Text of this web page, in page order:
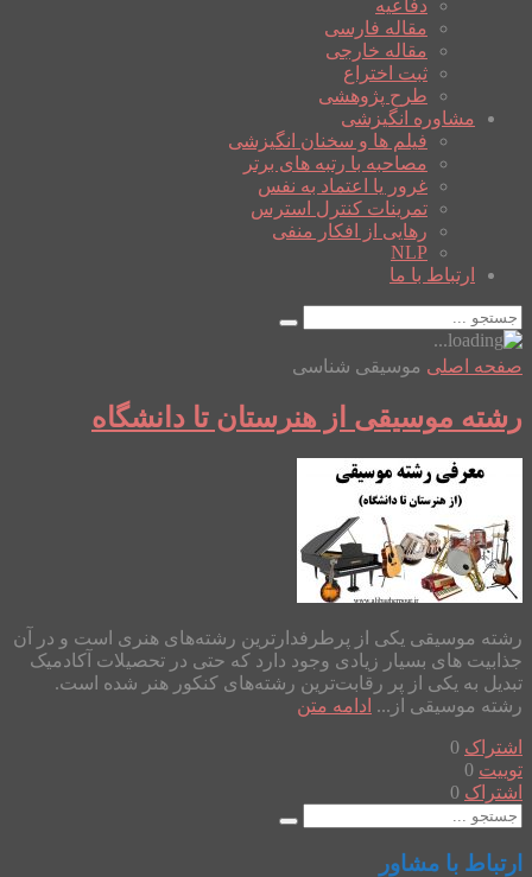
دفاعیه
مقاله فارسی
مقاله خارجی
ثبت اختراع
طرح پژوهشی
مشاوره انگیزشی
فیلم ها و سخنان انگیزشی
مصاحبه با رتبه های برتر
غرور یا اعتماد به نفس
تمرینات کنترل استرس
رهایی از افکار منفی
NLP
ارتباط با ما
صفحه اصلی موسیقی شناسی
رشته موسیقی از هنرستان تا دانشگاه
رشته موسیقی یکی از پرطرفدارترین رشته‌های هنری است و در آن
جذابیت های بسیار زیادی وجود دارد که حتی در تحصیلات آکادمیک
تبدیل به یکی از پر رقابت‌ترین رشته‌های کنکور هنر شده است.
رشته موسیقی از... ادامه متن
اشتراک 0
توییت 0
اشتراک 0
ارتباط با مشاور